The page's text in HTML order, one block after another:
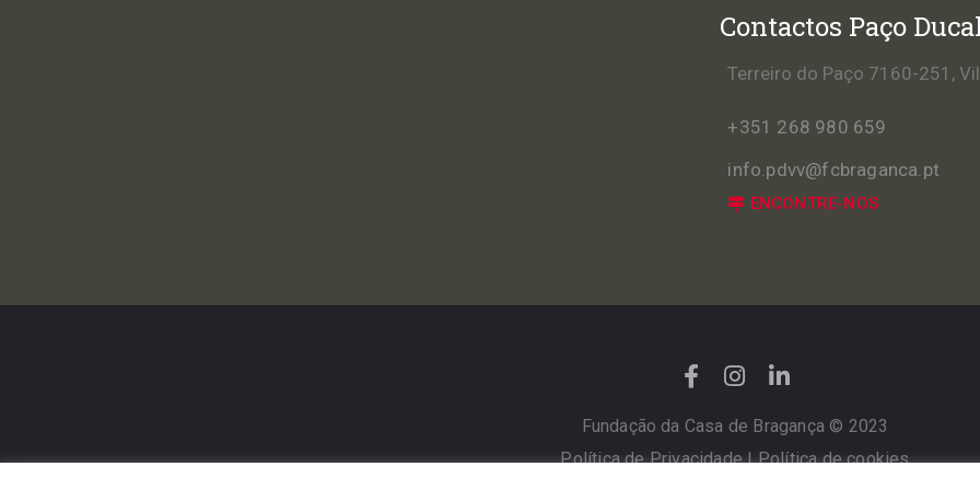
Contactos Paço
Terreiro do Paço 7160-251,
+351 268 980 659
info.pdvv@fcbraganca.pt
ENCONTRE-NOS
Fundação da Casa de Bragança © 2023
Política de Privacidade|Política de cookies